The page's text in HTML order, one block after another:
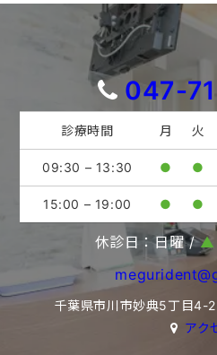
047-
診療時間 月 火
09:30 – 13:30 ● ●
15:00 – 19:00 ● ●
休診日：日曜 /▲
千葉県市川市妙典5丁目4-
アク